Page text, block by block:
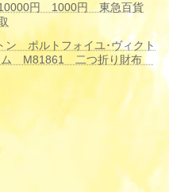
円 1000円 東急百貨
ポルトフォイユ･ヴィクト
ム M81861 二つ折り財布